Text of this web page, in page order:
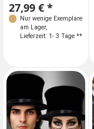
27,99 € *
Nur wenige Exemplare
am Lager,
Lieferzeit: 1- 3 Tage **